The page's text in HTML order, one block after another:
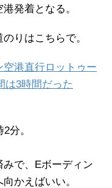
発着となる。
りはこちらで。
港直行ロットゥー
は3時間だった
分。
で、Eボーディン
かえばいい。